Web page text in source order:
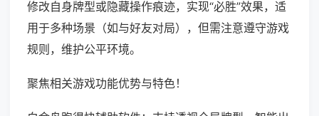
修改自身牌型或隐藏操作痕迹，实现“必胜”效果，适
用于多种场景（如与好友对局），但需注意遵守游戏
规则，维护公平环境。
聚焦相关游戏功能优势与特色！